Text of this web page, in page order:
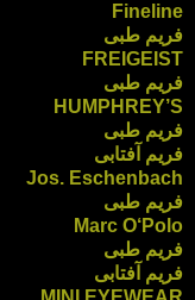
Fineline
فریم طبی
FREIGEIST
فریم طبی
HUMPHREY’S
فریم طبی
فریم آفتابی
Jos. Eschenbach
فریم طبی
Marc O‘Polo
فریم طبی
فریم آفتابی